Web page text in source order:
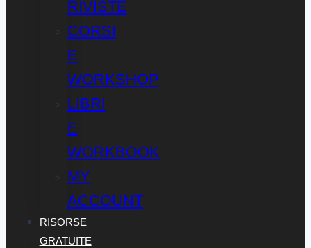
RIVISTE
CORSI
E
WORKSHOP
LIBRI
E
WORKBOOK
MY
ACCOUNT
RISORSE
GRATUITE